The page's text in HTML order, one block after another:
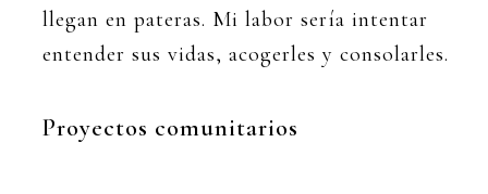
llegan en pateras. Mi labor sería intentar
entender sus vidas, acogerles y consolarles.
Proyectos comunitarios